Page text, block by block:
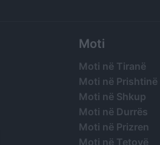
Moti
Moti në Tiranë
Moti në Prishtinë
Moti në Shkup
Moti në Durrës
Moti në Prizren
Moti në Tetovë